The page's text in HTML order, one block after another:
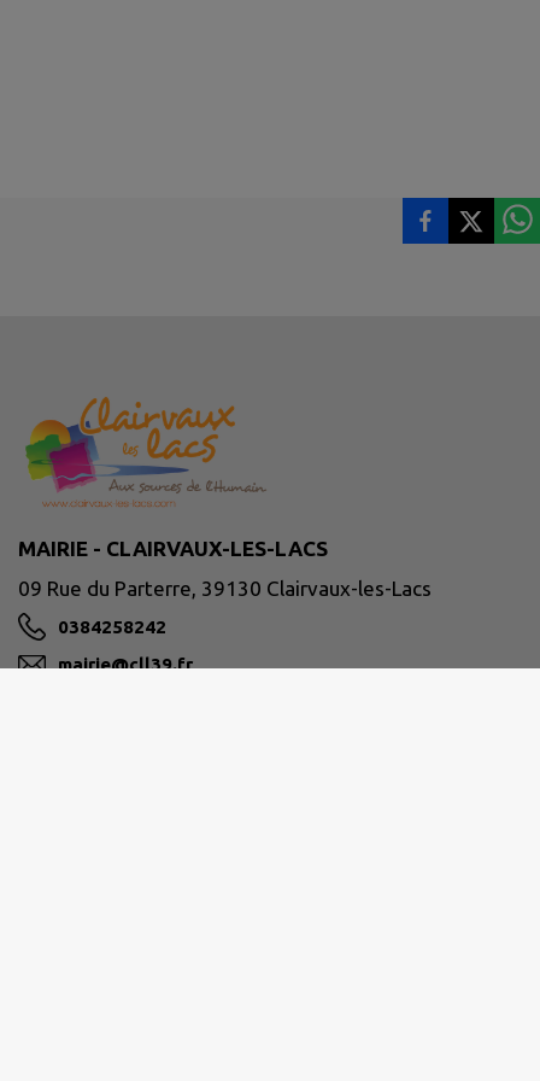
MAIRIE - CLAIRVAUX-LES-LACS
09 Rue du Parterre, 39130 Clairvaux-les-Lacs
0384258242
mairie@cll39.fr